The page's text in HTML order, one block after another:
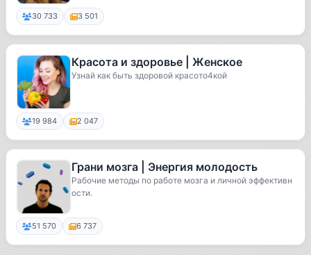
30 733 3 501
Красота и здоровье | Женское
Узнай как быть здоровой красото4кой
19 984 2 047
Грани мозга | Энергия молодость
Рабочие методы по работе мозга и личной эффективн
ости.
51 570 6 737